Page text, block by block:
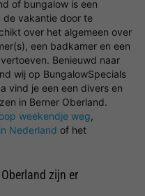
of bungalow is een
de vakantie door te
over het algemeen over
een badkamer en een
Benieuwd naar
wij op BungalowSpecials
vind je een een divers en
in Berner Oberland.
weekendje weg,
Nederland of het
zijn er